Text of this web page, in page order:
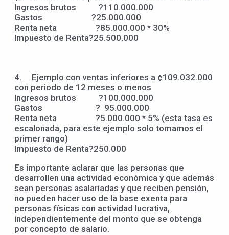
Ingresos brutos ?110.000.000
Gastos ?25.000.000
Renta neta ?85.000.000 * 30%
Impuesto de Renta?25.500.000
4. Ejemplo con ventas inferiores a ¢109.032.000
con periodo de 12 meses o menos
Ingresos brutos ?100.000.000
Gastos ? 95.000.000
Renta neta ?5.000.000 * 5% (esta tasa es
escalonada, para este ejemplo solo tomamos el
primer rango)
Impuesto de Renta?250.000
Es importante aclarar que las personas que
desarrollen una actividad económica y que además
sean personas asalariadas y que reciben pensión,
no pueden hacer uso de la base exenta para
personas físicas con actividad lucrativa,
independientemente del monto que se obtenga
por concepto de salario.